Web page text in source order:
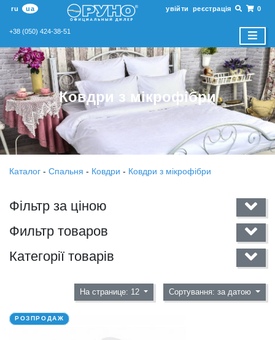
ru ua увійти реєстрація 0
+38 (050) 424-38-51
Ковдри з мікрофібри
Каталог - Спальня - Ковдри - Ковдри з мікрофібри
Фільтр за ціною
Фильтр товаров
Категорії товарів
На странице: 12 Сортування: за датою
РОЗПРОДАЖ